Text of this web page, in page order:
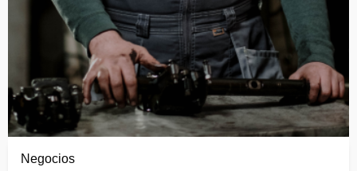
Negocios